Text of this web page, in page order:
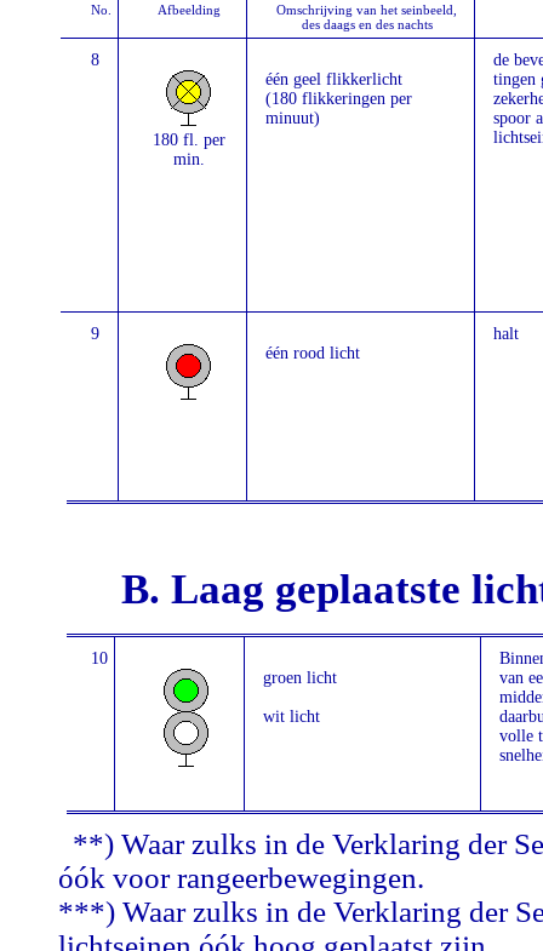
No. Afbeelding
Omschrijving van het seinbeeld,
des daags en des nachts
8
180 fl. per
min.
één geel flikkerlicht
(180 flikkeringen per
minuut)
de
tingen
spoor
9
één rood licht
halt
B. Laag geplaatste
10
groen licht
wit licht
van
volle
**) Waar zulks in de Verklaring der
óók voor rangeerbewegingen.
***) Waar zulks in de Verklaring der